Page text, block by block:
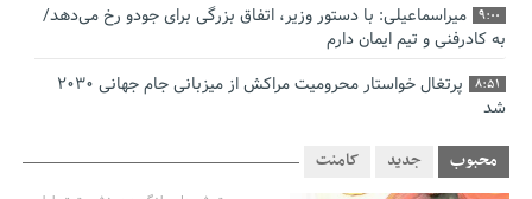
9:00
میراسماعیلی: با دستور وزیر، اتفاق بزرگی برای جودو رخ می‌دهد/
به کادرفنی و تیم ایمان دارم
8:51
پرتغال خواستار محرومیت مراکش از میزبانی جام جهانی ۲۰۳۰
شد
فریدون جیرانی: اکبر عبدی حیف شدمحبوب جدید کامنت